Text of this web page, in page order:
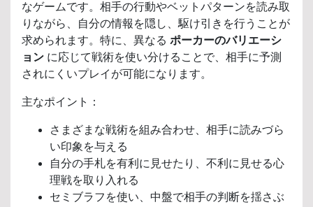
なゲームです。相手の行動やベットパターンを読み取
りながら、自分の情報を隠し、駆け引きを行うことが
求められます。特に、異なる ポーカーのバリエーシ
ョン に応じて戦術を使い分けることで、相手に予測
されにくいプレイが可能になります。
主なポイント：
さまざまな戦術を組み合わせ、相手に読みづら
い印象を与える
自分の手札を有利に見せたり、不利に見せる心
理戦を取り入れる
セミブラフを使い、中盤で相手の判断を揺さぶ